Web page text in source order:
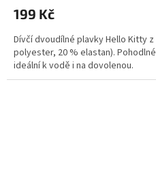
199 Kč
Dívčí dvoudílné plavky Hello Kitty
polyester, 20 % elastan).
ideální k vodě i na dovolenou.